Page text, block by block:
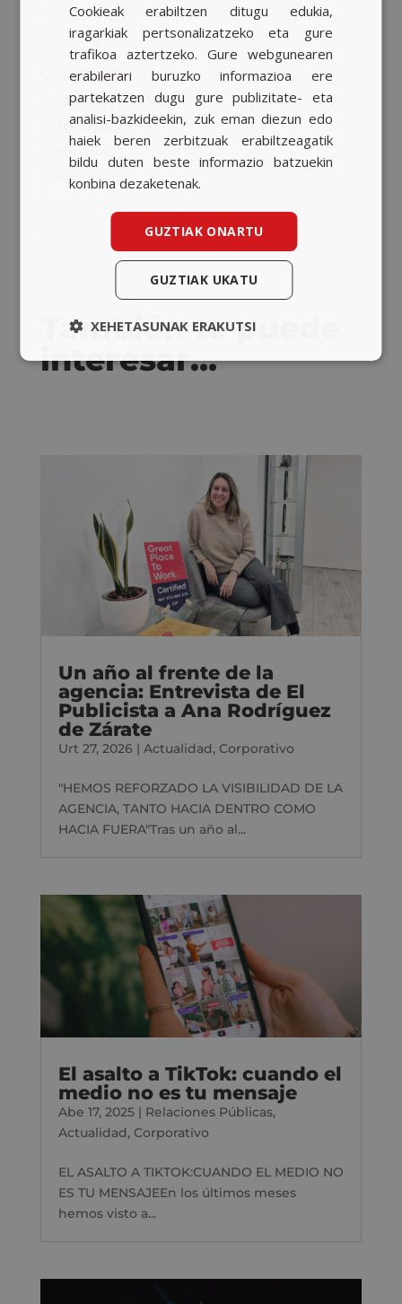
medios para la nueva cuenta de GASIB
Categorías
Relaciones Públicas
Actualidad
Campañas
Corporativo
También te puede
interesar…
Un año al frente de la
agencia: Entrevista de El
Publicista a Ana Rodríguez
de Zárate
Urt 27, 2026 | Actualidad, Corporativo
"HEMOS REFORZADO LA VISIBILIDAD DE LA
AGENCIA, TANTO HACIA DENTRO COMO
HACIA FUERA"Tras un año al...
El asalto a TikTok: cuando el
medio no es tu mensaje
Abe 17, 2025| Relaciones Públicas,
Actualidad, Corporativo
EL ASALTO A TIKTOK:CUANDO EL MEDIO NO
ES TU MENSAJEEn los últimos meses
hemos visto a...
BASQUE
CATALAN
ENGLISH
Cookieak erabiltzen ditugu edukia,
iragarkiak pertsonalizatzeko eta gure
trafikoa aztertzeko. Gure webgunearen
erabilerari buruzko informazioa ere
partekatzen dugu gure publizitate- eta
analisi-bazkideekin, zuk eman diezun edo
haiek beren zerbitzuak erabiltzeagatik
bildu duten beste informazio batzuekin
konbina dezaketenak.
GUZTIAK ONARTU
GUZTIAK UKATU
XEHETASUNAK ERAKUTSI